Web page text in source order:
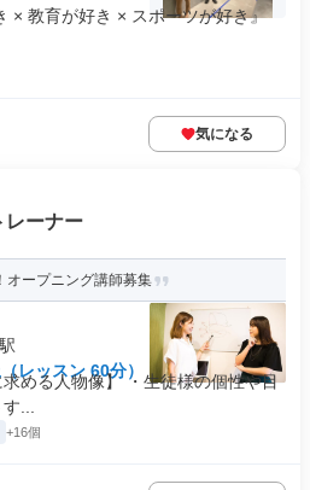
× 教育が好き × スポーツが好き』
気になる
レーナー
オープニング講師募集
レッスン 60分）
める人物像】 ・生徒様の個性や目
...
+16個